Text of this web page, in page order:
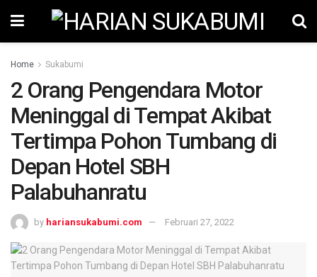
Home Sukabumi
2 Orang Pengendara Motor
Meninggal di Tempat Akibat
Tertimpa Pohon Tumbang di
Depan Hotel SBH
Palabuhanratu
by hariansukabumi.com Februari 27, 2022